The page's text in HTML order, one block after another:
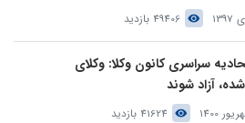
49406 بازدید
سراسری کانون وکلا: وکلای
آزاد شوند
41624 بازدید